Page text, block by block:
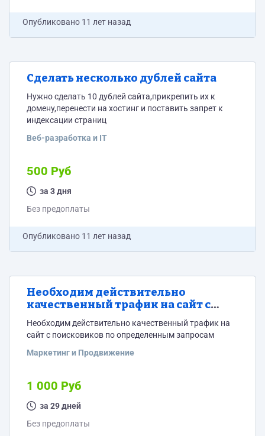
Опубликовано 11 лет назад
Сделать несколько дублей сайта
Нужно сделать 10 дублей сайта,прикрепить их к
домену,перенести на хостинг и поставить запрет к
индексации страниц
Веб-разработка и IT
500 Руб
за 3 дня
Без предоплаты
Опубликовано 11 лет назад
Необходим действительно
качественный трафик на сайт с
поисковиков по определенным
запросам
Необходим действительно качественный трафик на
сайт с поисковиков по определенным запросам
Маркетинг и Продвижение
1 000 Руб
за 29 дней
Без предоплаты